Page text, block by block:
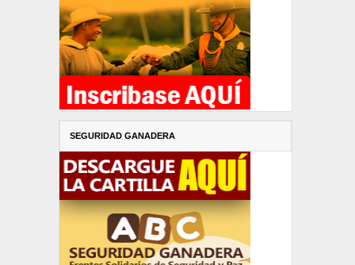
SEGURIDAD GANADERA